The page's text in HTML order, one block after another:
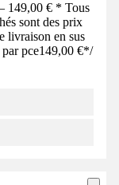
149,00 € * Tous
sont des prix
livraison en sus
par pce149,00 €*/